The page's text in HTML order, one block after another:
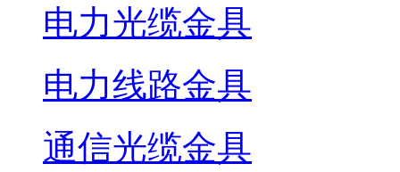
电力光缆金具
电力线路金具
通信光缆金具